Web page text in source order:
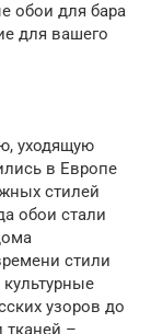
обои для бара
для вашего
уходящую
в Европе
стилей
обои стали
стили
узоров до
тканей –